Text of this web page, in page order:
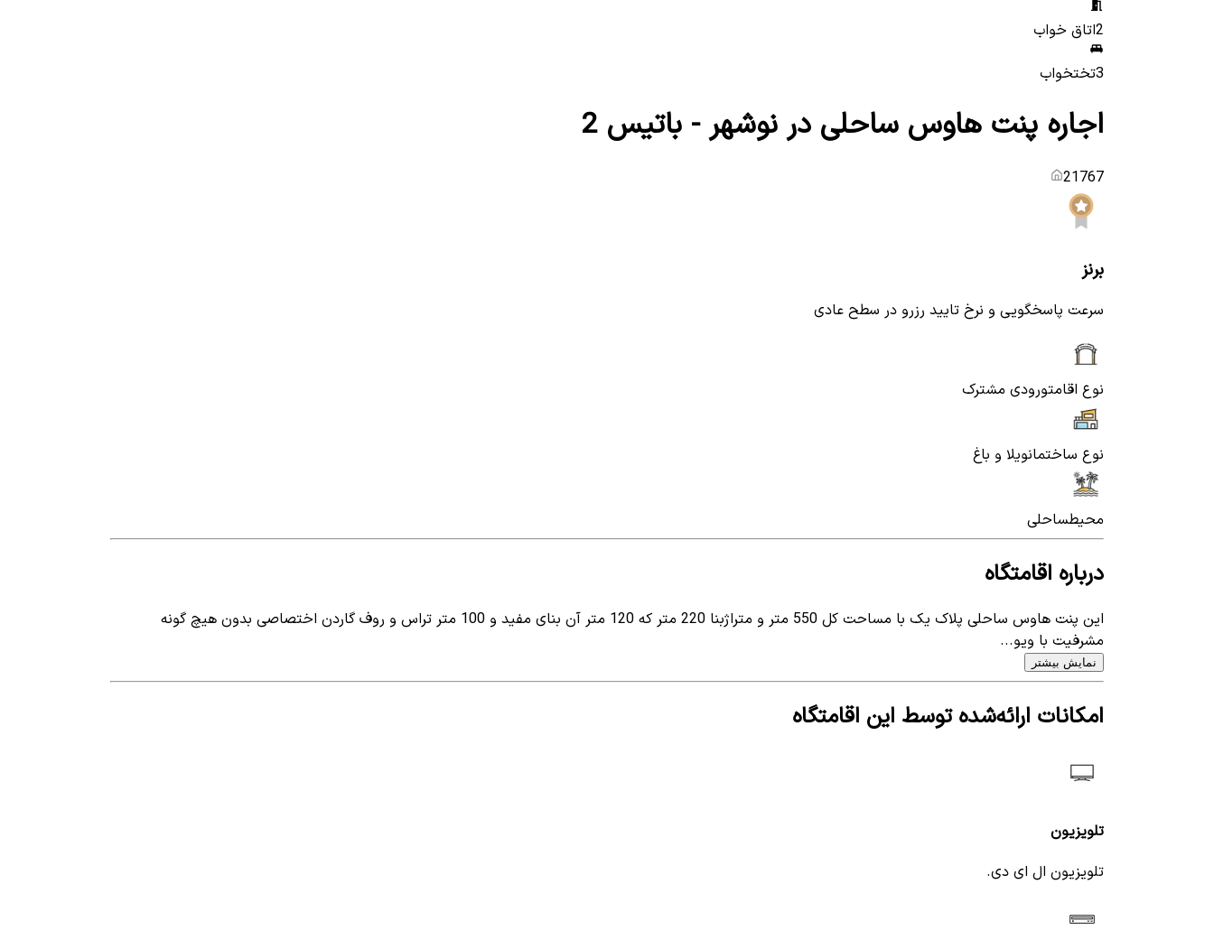
2اتاق خواب
3تختخواب
اجاره پنت هاوس ساحلی در نوشهر - باتیس 2
21767
برنز
سرعت پاسخگویی و نرخ تایید رزرو در سطح عادی
نوع اقامتورودی مشترک
نوع ساختمانویلا و باغ
محیطساحلی
درباره اقامتگاه
این پنت هاوس ساحلی پلاک یک با مساحت کل 550 متر و متراژبنا 220 متر که 120 متر آن بنای مفید و 100 متر تراس و روف گاردن اختصاصی بدون هیچ گونه
مشرفیت با ویو...
نمایش بیشتر
امکانات ارائه‌شده توسط این اقامتگاه
تلویزیون
تلویزیون ال ای دی.